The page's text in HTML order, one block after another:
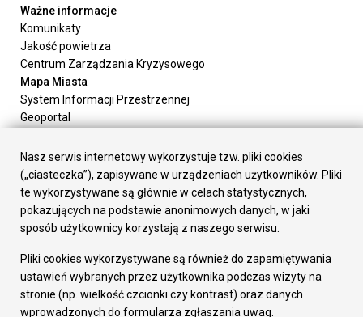
Ważne informacje
Komunikaty
Jakość powietrza
Centrum Zarządzania Kryzysowego
Mapa Miasta
System Informacji Przestrzennej
Geoportal
Załatw sprawę
Prezydent Miasta
Rada Miasta
Wydziały
Elektroniczna Skrzynka Podawcza
Gospodarka
Fundusze europejskie
Środki krajowe
Oferty inwestycyjne
Nasz serwis internetowy wykorzystuje tzw. pliki cookies
(„ciasteczka”), zapisywane w urządzeniach użytkowników. Pliki
te wykorzystywane są głównie w celach statystycznych,
pokazujących na podstawie anonimowych danych, w jaki
sposób użytkownicy korzystają z naszego serwisu.
Pliki cookies wykorzystywane są również do zapamiętywania
ustawień wybranych przez użytkownika podczas wizyty na
stronie (np. wielkość czcionki czy kontrast) oraz danych
wprowadzonych do formularza zgłaszania uwag.